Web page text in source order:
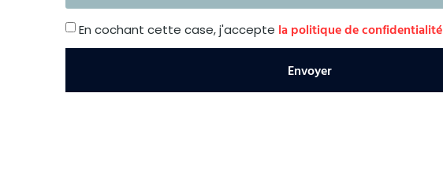
En cochant cette case, j'accepte la politique de confidentialité
Envoyer